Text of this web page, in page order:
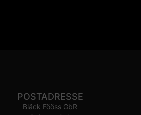
POSTADRESSE
Bläck Fööss GbR